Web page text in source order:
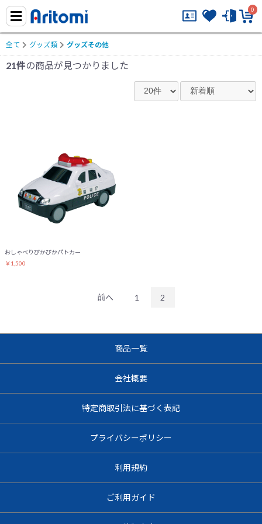
0
全て グッズ類 グッズその他
21件の商品が見つかりました
おしゃべりぴかぴかパトカー
￥1,500
お買い物を続ける カートへ進む
前へ 1 2
商品一覧
会社概要
特定商取引法に基づく表記
プライバシーポリシー
利用規約
ご利用ガイド